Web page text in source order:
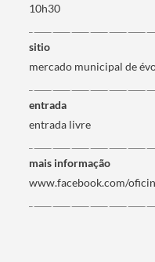
10h30
sitio
mercado municipal de
entrada
entrada livre
mais informação
www.facebook.com/